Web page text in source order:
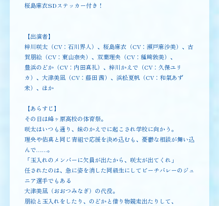
桜島麻衣SDステッカー付き！
【出演者】
梓川咲太（CV：石川界人）、桜島麻衣（CV：瀬戸麻沙美）、古
賀朋絵（CV：東山奈央）、双葉理央（CV：種﨑敦美）、
豊浜のどか（CV：内田真礼）、梓川かえで（CV：久保ユリ
カ）、大津美凪（CV：藤田 茜）、浜松夏帆（CV：和氣あず
未）、ほか
【あらすじ】
その日は峰ヶ原高校の体育祭。
咲太はいつも通り、妹のかえでに起こされ学校に向かう。
理央や佑真と同じ青組で応援を決め込むも、憂鬱な相談が舞い込
んで……。
「玉入れのメンバーに欠員が出たから、咲太が出てくれ」
任されたのは、急に姿を消した同級生にしてビーチバレーのジュ
ニア選手でもある
大津美凪（おおつみなぎ）の代役。
朋絵と玉入れをしたり、のどかと借り物競走出たりして、